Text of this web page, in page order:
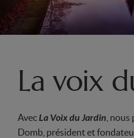
La voix
AvecLa Voix du Jardin ,
Domb, président et